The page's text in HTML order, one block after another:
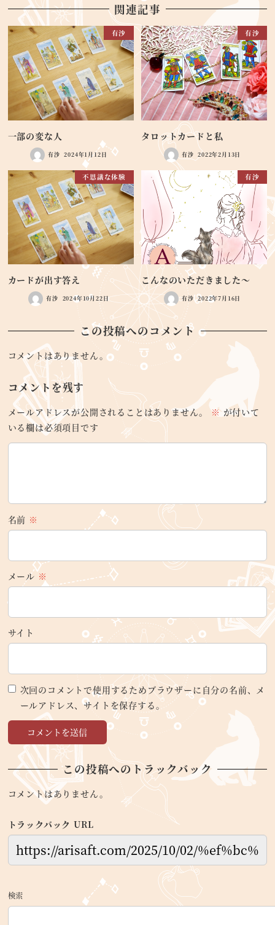
関連記事
有沙
一部の変な人
有沙 2024年1月12日
有沙
タロットカードと私
有沙 2022年2月13日
不思議な体験
カードが出す答え
有沙 2024年10月22日
有沙
こんなのいただきました～
有沙 2022年7月16日
この投稿へのコメント
コメントはありません。
コメントを残す
メールアドレスが公開されることはありません。 ※が付いて
いる欄は必須項目です
名前 ※
メール ※
サイト
次回のコメントで使用するためブラウザーに自分の名前、メ
ールアドレス、サイトを保存する。
この投稿へのトラックバック
コメントはありません。
トラックバック URL
検索